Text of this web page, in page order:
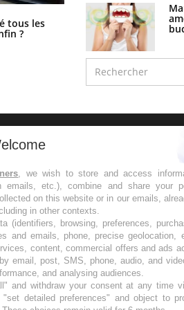
tous les
?
Pourquoi votre
premiers jours de
les semaines les meilleures
, we wish to store and access
emails, etc.), combine and share your
on this website or in our emails,
in other contexts.
(identifiers, browsing, preferences,
and emails, phone, precise geolocation,
content, commercial offers and ads
email, post, SMS, phone, audio, and
and analysing audiences.
and withdraw your consent at any time
detailed preferences" and object to